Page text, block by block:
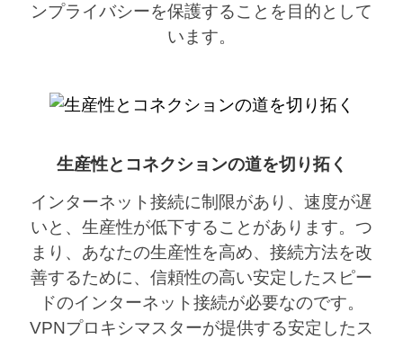
ンプライバシーを保護することを目的として
います。
生産性とコネクションの道を切り拓く
インターネット接続に制限があり、速度が遅
いと、生産性が低下することがあります。つ
まり、あなたの生産性を高め、接続方法を改
善するために、信頼性の高い安定したスピー
ドのインターネット接続が必要なのです。
VPNプロキシマスターが提供する安定したス